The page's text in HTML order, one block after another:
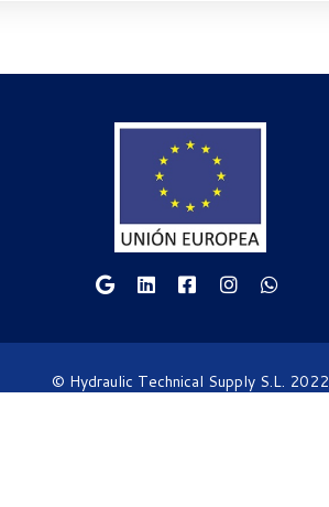
© Hydraulic Technical Supply S.L. 2022